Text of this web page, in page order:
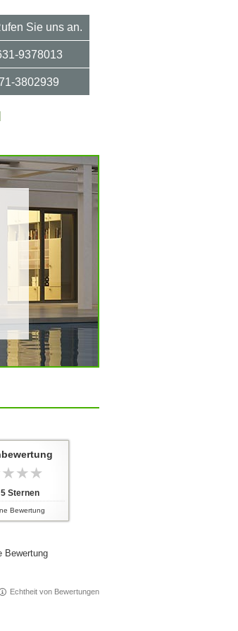
Sie uns an.
9378013
3802939
5 Sternen
Bewertung
Bewertung
Echtheit von Bewertungen